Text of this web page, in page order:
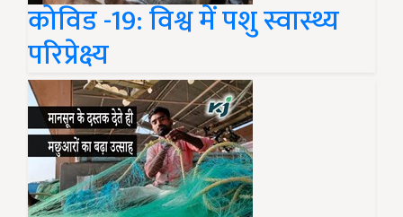
कोविड -19: विश्व में पशु स्वास्थ्य
परिप्रेक्ष्य